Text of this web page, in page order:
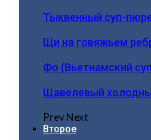
Тыквенный суп-
Щи на говяжьем
Фо (Вьетнамский
Щавелевый
PrevNext
Второе